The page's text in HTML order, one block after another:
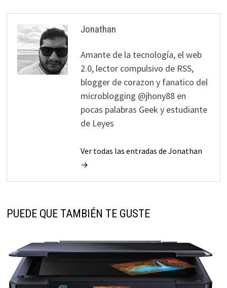
Jonathan
Amante de la tecnología, el web
2.0, lector compulsivo de RSS,
blogger de corazon y fanatico del
microblogging @jhony88 en
pocas palabras Geek y estudiante
de Leyes
Ver todas las entradas de Jonathan
→
PUEDE QUE TAMBIÉN TE GUSTE